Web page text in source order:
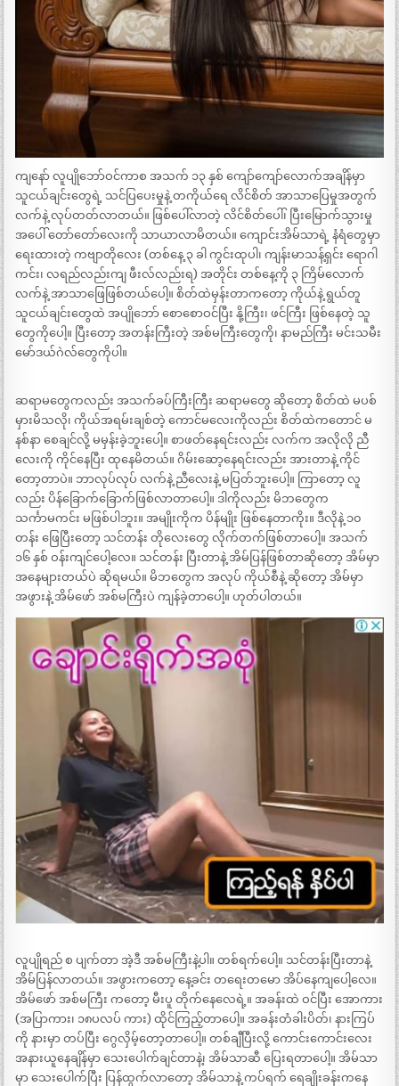
ကျနော် လူပျိုဘော်ဝင်ကာစ အသက် ၁၃ နှစ် ကျော်ကျော်လောက်အချိန်မှာ
သူငယ်ချင်းတွေရဲ့ သင်ပြပေးမှုနဲ့ တကိုယ်ရေ လိင်စိတ် အာသာပြေမှုအတွက်
လက်နဲ့ လုပ်တတ်လာတယ်။ ဖြစ်ပေါ်လာတဲ့ လိင်စိတ်ပေါ်၊ ပြီးမြောက်သွားမှု
အပေါ် တော်တော်လေးကို သာယာလာမိတယ်။ ကျောင်းအိမ်သာရဲ့ နံရံတွေမှာ
ရေးထားတဲ့ ကဗျာတိုလေး (တစ်နေ့ ၃ ခါ ကွင်းထုပါ၊ ကျန်းမာသန့်ရှင်း ရောဂါ
ကင်း၊ လရည်လည်းကျ ဖီးလ်လည်းရ) အတိုင်း တစ်နေ့ကို ၃ ကြိမ်လောက်
လက်နဲ့ အာသာဖြေဖြစ်တယ်ပေါ့။ စိတ်ထဲမှန်းတာကတော့ ကိုယ်နဲ့ ရွယ်တူ
သူငယ်ချင်းတွေထဲ အပျိုဘော် စောစောဝင်ပြီး နို့ကြီး၊ ဖင်ကြီး ဖြစ်နေတဲ့ သူ
တွေကိုပေါ့။ ပြီးတော့ အတန်းကြီးတဲ့ အစ်မကြီးတွေကို၊ နာမည်ကြီး မင်းသမီး
မော်ဒယ်ဂဲလ်တွေကိုပါ။
ဆရာမတွေကလည်း အသက်ခပ်ကြီးကြီး ဆရာမတွေ ဆိုတော့ စိတ်ထဲ မပစ်
မှားမိသလို၊ ကိုယ်အရမ်းချစ်တဲ့ ကောင်မလေးကိုလည်း စိတ်ထဲကတောင် မ
နစ်နာ စေချင်လို့ မမှန်းခဲ့ဘူးပေါ့။ စာဖတ်နေရင်းလည်း လက်က အလိုလို ညီ
လေးကို ကိုင်နေပြီး ထုနေမိတယ်။ ဂိမ်းဆော့နေရင်းလည်း အားတာနဲ့ ကိုင်
တော့တာပဲ။ ဘာလုပ်လုပ် လက်နဲ့ ညီလေးနဲ့ မပြတ်ဘူးပေါ့။ ကြာတော့ လူ
လည်း ပိန်ခြောက်ခြောက်ဖြစ်လာတာပေါ့။ ဒါကိုလည်း မိဘတွေက
သင်္ကာမကင်း မဖြစ်ပါဘူး။ အမျိုးကိုက ပိန်မျိုး ဖြစ်နေတာကိုး။ ဒီလိုနဲ့ ၁၀
တန်း ဖြေပြီးတော့ သင်တန်း တိုလေးတွေ လိုက်တက်ဖြစ်တာပေါ့။ အသက်
၁၆ နှစ် ဝန်းကျင်ပေါ့လေ။ သင်တန်း ပြီးတာနဲ့ အိမ်ပြန်ဖြစ်တာဆိုတော့ အိမ်မှာ
အနေများတယ်ပဲ ဆိုရမယ်။ မိဘတွေက အလုပ် ကိုယ်စီနဲ့ ဆိုတော့ အိမ်မှာ
အဖွားနဲ့ အိမ်ဖော် အစ်မကြီးပဲ ကျန်ခဲ့တာပေါ့။ ဟုတ်ပါတယ်။
လူပျိုရည် စ ပျက်တာ အဲ့ဒီ အစ်မကြီးနဲ့ပါ။ တစ်ရက်ပေါ့။ သင်တန်းပြီးတာနဲ့
အိမ်ပြန်လာတယ်။ အဖွားကတော့ နေ့ခင်း တရေးတမော အိပ်နေကျပေါ့လေ။
အိမ်ဖော် အစ်မကြီး ကတော့ မီးပူ တိုက်နေလေရဲ့။ အခန်းထဲ ဝင်ပြီး အောကား
(အပြာကား၊ ၁၈ပလပ် ကား) ထိုင်ကြည့်တာပေါ့။ အခန်းတံခါးပိတ်၊ နားကြပ်
ကို နားမှာ တပ်ပြီး ဂွေလှိမ့်တော့တာပေါ့။ တစ်ချီပြီးလို့ ကောင်းကောင်းလေး
အနားယူနေချိန်မှာ သေးပေါက်ချင်တာနဲ့၊ အိမ်သာဆီ ပြေးရတာပေါ့။ အိမ်သာ
မှာ သေးပေါက်ပြီး ပြန်ထွက်လာတော့ အိမ်သာနဲ့ ကပ်ရက် ရေချိုးခန်းကနေ